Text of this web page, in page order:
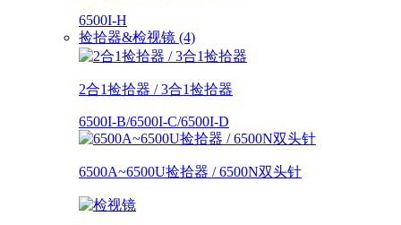
6500I-H
捡拾器&检视镜 (4)
2合1捡拾器 / 3合1捡拾器
6500I-B/6500I-C/6500I-D
6500A~6500U捡拾器 / 6500N双头针